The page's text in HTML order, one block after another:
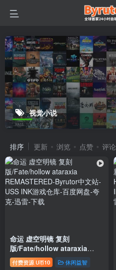
视觉小说
排序 更新 浏览 点赞 评论
命运 虚空明镜 复刻
版/Fate/hollow ataraxia
REMASTERED
付费资源 U币10 休闲益智